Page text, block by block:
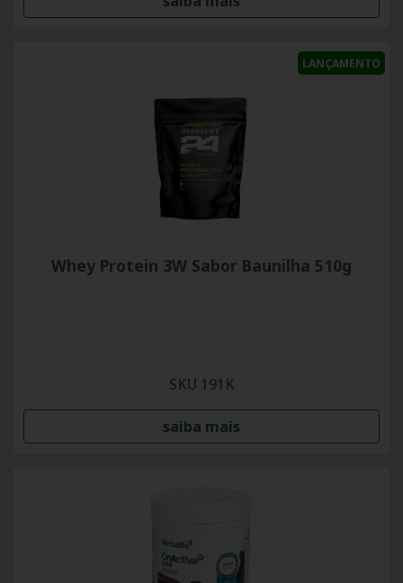
LANÇAMENTO
Whey Protein 3W Sabor Baunilha 510g
SKU 191K
saiba mais